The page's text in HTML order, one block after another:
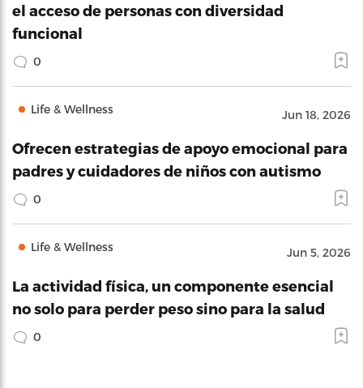
el acceso de personas con diversidad
funcional
0
Life & Wellness Jun 18, 2026
Ofrecen estrategias de apoyo emocional para
padres y cuidadores de niños con autismo
0
Life & Wellness Jun 5, 2026
La actividad física, un componente esencial
no solo para perder peso sino para la salud
0